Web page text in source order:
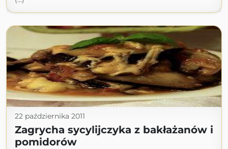
22 października 2011
Zagrycha sycylijczyka z bakłażanów i
pomidorów